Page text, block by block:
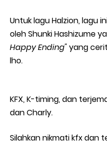
Untuk lagu Halzion, lagu
oleh Shunki Hashizume
Happy Ending"yang
lho.
KFX, K-timing, dan
dan Charly.
Silahkan nikmati kfx dan